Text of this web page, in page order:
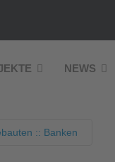
NEWS
:: Banken